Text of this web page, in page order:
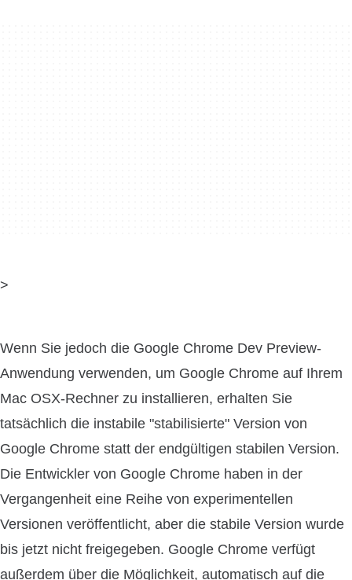
>
Wenn Sie jedoch die Google Chrome Dev Preview-
Anwendung verwenden, um Google Chrome auf Ihrem
Mac OSX-Rechner zu installieren, erhalten Sie
tatsächlich die instabile "stabilisierte" Version von
Google Chrome statt der endgültigen stabilen Version.
Die Entwickler von Google Chrome haben in der
Vergangenheit eine Reihe von experimentellen
Versionen veröffentlicht, aber die stabile Version wurde
bis jetzt nicht freigegeben. Google Chrome verfügt
außerdem über die Möglichkeit, automatisch auf die